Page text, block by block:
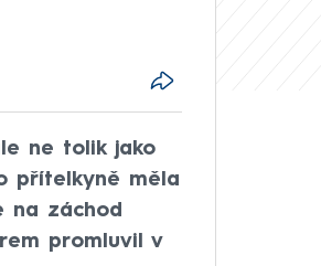
ne tolik jako
přítelkyně měla
na záchod
promluvil v